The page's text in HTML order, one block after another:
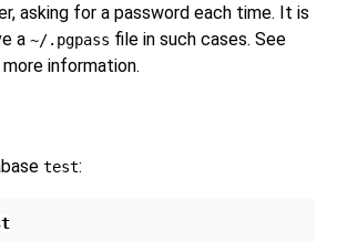
asking for a password each time. It is
a ~/.pgpass file in such cases. See
information.
test: